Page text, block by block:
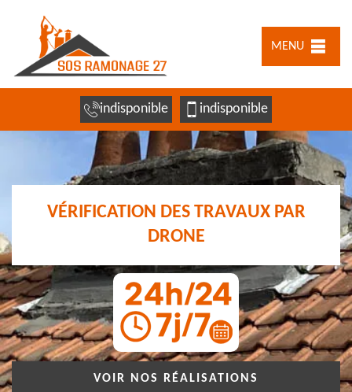
MENU
indisponible indisponible
VÉRIFICATION DES TRAVAUX PAR
DRONE
VOIR NOS RÉALISATIONS